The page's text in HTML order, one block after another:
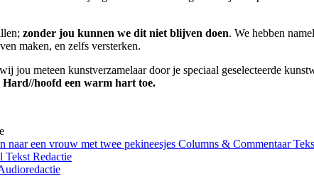
zonder jou kunnen we dit niet blijven doen. We hebben
maken, en zelfs versterken.
jou meteen kunstverzamelaar door je speciaal geselecteerde
Hard//hoofd een warm hart toe.
naar een vrouw met twee pekineesjes Columns & Commentaar
Tekst Redactie